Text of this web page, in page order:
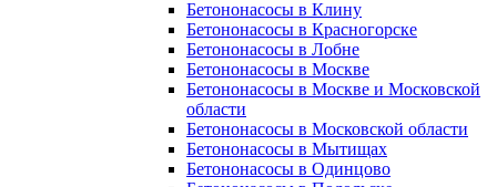
Бетононасосы в Клину
Бетононасосы в Красногорске
Бетононасосы в Лобне
Бетононасосы в Москве
Бетононасосы в Москве и Московской
области
Бетононасосы в Московской области
Бетононасосы в Мытищах
Бетононасосы в Одинцово